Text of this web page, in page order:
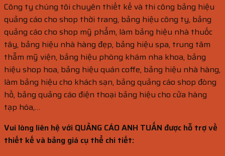
Công ty chúng tôi chuyên thiết kế và thi công bảng hiệu
quảng cáo cho shop thời trang, bảng hiệu công ty, bảng
quảng cáo cho shop mỹ phẩm, làm bảng hiệu nhà thuốc
tây, bảng hiệu nhà hàng đẹp, bảng hiệu spa, trung tâm
thẫm mỹ viện, bảng hiệu phòng khám nha khoa, bảng
hiệu shop hoa, bảng hiệu quán coffe, bảng hiệu nhà hàng,
làm bảng hiệu cho khách sạn, bảng quảng cáo shop đòng
hồ, bảng quảng cáo điện thoại bảng hiệu cho cửa hàng
tạp hóa,…
Vui lòng liên hệ với QUẢNG CÁO ANH TUẤN được hỗ trợ về
thiết kế và bảng giá cụ thể chi tiết: